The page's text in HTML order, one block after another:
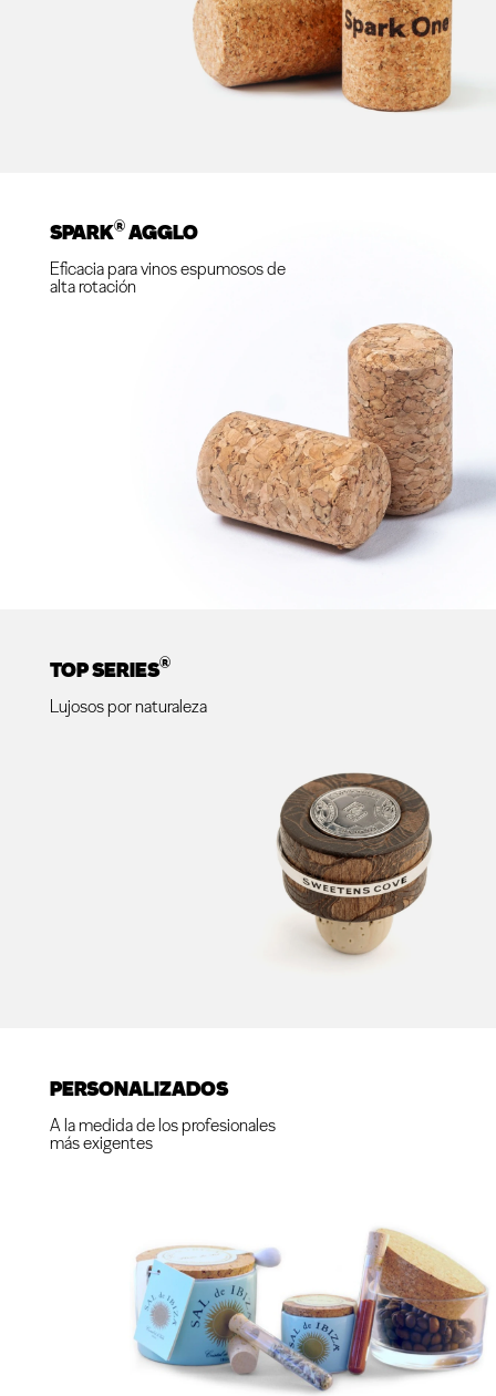
SPARK®AGGLO
Eficacia para vinos espumosos de
alta rotación
TOP SERIES®
Lujosos por naturaleza
PERSONALIZADOS
A la medida de los profesionales
más exigentes